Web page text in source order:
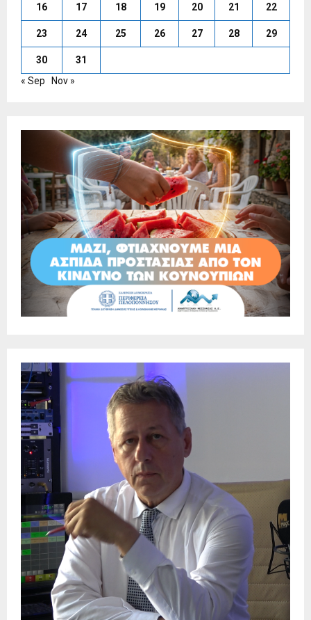
16 17 18 19 20 21 22
23 24 25 26 27 28 29
30
31
« Sep
Nov »